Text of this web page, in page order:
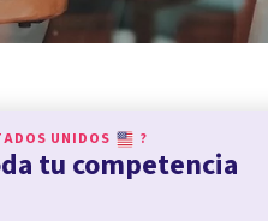
UNIDOS ?
tu competencia